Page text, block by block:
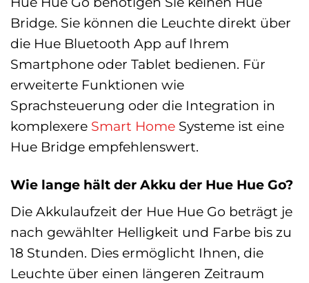
Bridge. Sie können die Leuchte direkt über
die Hue Bluetooth App auf Ihrem
Smartphone oder Tablet bedienen. Für
erweiterte Funktionen wie
Sprachsteuerung oder die Integration in
komplexere Smart Home Systeme ist eine
Hue Bridge empfehlenswert.
Wie lange hält der Akku der Hue Hue Go?
Die Akkulaufzeit der Hue Hue Go beträgt je
nach gewählter Helligkeit und Farbe bis zu
18 Stunden. Dies ermöglicht Ihnen, die
Leuchte über einen längeren Zeitraum